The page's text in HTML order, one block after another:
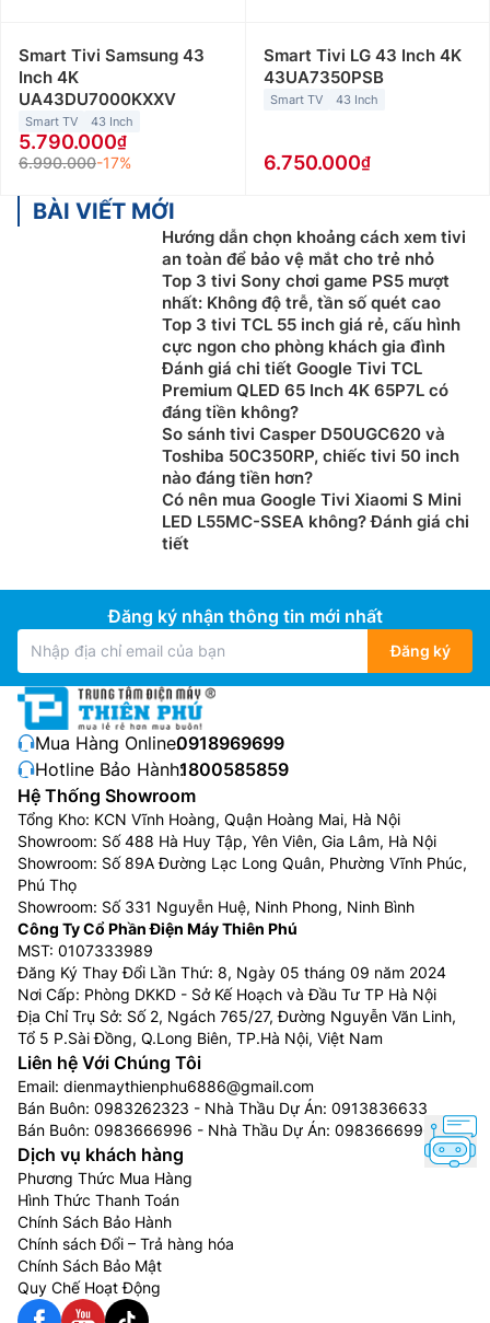
Smart Tivi Samsung 43
Inch 4K
UA43DU7000KXXV
Smart TV 43 Inch
5.790.000
6.990.000-17%
Smart Tivi LG 43 Inch 4K
43UA7350PSB
Smart TV 43 Inch
6.750.000
BÀI VIẾT MỚI
Hướng dẫn chọn khoảng cách xem tivi
an toàn để bảo vệ mắt cho trẻ nhỏ
Top 3 tivi Sony chơi game PS5 mượt
nhất: Không độ trễ, tần số quét cao
Top 3 tivi TCL 55 inch giá rẻ, cấu hình
cực ngon cho phòng khách gia đình
Đánh giá chi tiết Google Tivi TCL
Premium QLED 65 Inch 4K 65P7L có
đáng tiền không?
So sánh tivi Casper D50UGC620 và
Toshiba 50C350RP, chiếc tivi 50 inch
nào đáng tiền hơn?
Có nên mua Google Tivi Xiaomi S Mini
LED L55MC-SSEA không? Đánh giá chi
tiết
Đăng ký nhận thông tin mới nhất
Đăng ký
Mua Hàng Online:0918969699
Hotline Bảo Hành:1800585859
Hệ Thống Showroom
Tổng Kho: KCN Vĩnh Hoàng, Quận Hoàng Mai, Hà Nội
Showroom: Số 488 Hà Huy Tập, Yên Viên, Gia Lâm, Hà Nội
Showroom: Số 89A Đường Lạc Long Quân, Phường Vĩnh Phúc,
Phú Thọ
Showroom: Số 331 Nguyễn Huệ, Ninh Phong, Ninh Bình
Công Ty Cổ Phần Điện Máy Thiên Phú
MST: 0107333989
Đăng Ký Thay Đổi Lần Thứ: 8, Ngày 05 tháng 09 năm 2024
Nơi Cấp: Phòng DKKD - Sở Kế Hoạch và Đầu Tư TP Hà Nội
Địa Chỉ Trụ Sở: Số 2, Ngách 765/27, Đường Nguyễn Văn Linh,
Tổ 5 P.Sài Đồng, Q.Long Biên, TP.Hà Nội, Việt Nam
Liên hệ Với Chúng Tôi
Email: dienmaythienphu6886@gmail.com
Bán Buôn: 0983262323 - Nhà Thầu Dự Án: 0913836633
Bán Buôn: 0983666996 - Nhà Thầu Dự Án: 0983666996
Dịch vụ khách hàng
Phương Thức Mua Hàng
Hình Thức Thanh Toán
Chính Sách Bảo Hành
Chính sách Đổi – Trả hàng hóa
Chính Sách Bảo Mật
Quy Chế Hoạt Động